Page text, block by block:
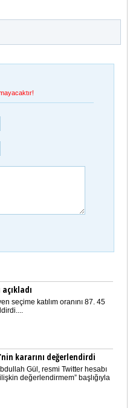
seçime katılım oranını 87. 45
kararını değerlendirdi
Gül, resmi Twitter hesabı
değerlendirmem” başlığıyla